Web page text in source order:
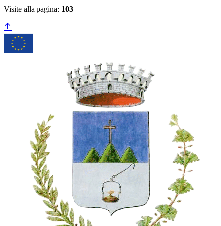
Visite alla pagina: 103